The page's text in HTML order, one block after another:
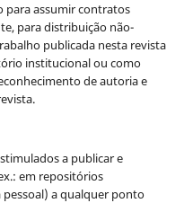
para assumir contratos
para distribuição não-
publicada nesta revista
institucional ou como
de autoria e
a publicar e
em repositórios
a qualquer ponto